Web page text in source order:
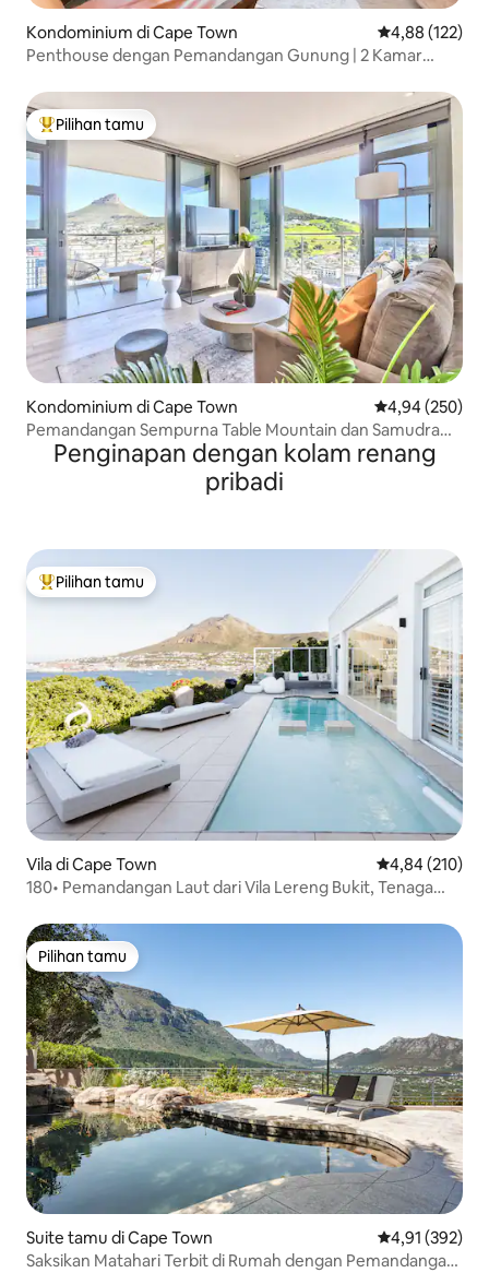
Kondominium di Cape Town Nilai rata-rata
4,88 (122)
Penthouse dengan Pemandangan Gunung | 2 Kamar
Pilihan tamu terpopuler
Pilihan tamu
Kondominium di Cape Town Nilai rata-rata
4,94 (250)
Pemandangan Sempurna Table Mountain dan Samudra
Atlantik
Penginapan dengan kolam renang
pribadi
Pilihan tamu terpopuler
Pilihan tamu
Vila di Cape Town Nilai rata-rata
4,84 (210)
180• Pemandangan Laut dari Vila Lereng Bukit, Tenaga
Pilihan tamu
Pilihan tamu
Suite tamu di Cape Town Nilai rata-rata
4,91 (392)
Saksikan Matahari Terbit di Rumah dengan Pemandangan